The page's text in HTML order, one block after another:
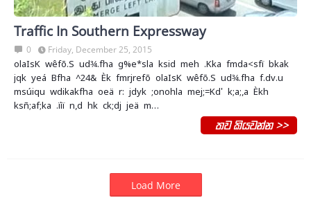
Traffic In Southern Expressway
0
Friday, December 25, 2015
olaIsK wêfõ.S ud¾.fha g%e*sla ksid meh .Kka fmda<sfï bkak
jqk yeá Bfha ^24& Èk fmrjrefõ olaIsK wêfõ.S ud¾.fha f.dv.u
msúiqu wdikakfha oeä r: jdyk ;onohla mej;=Kd' k;a;,a Èkh
ksñ;af;ka .ïìï n,d hk ck;dj jeä m…
තව කියවන්න >>
Load More